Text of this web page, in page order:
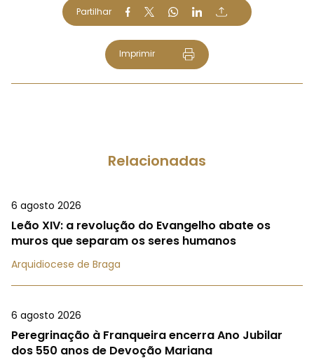
Partilhar
Imprimir
Relacionadas
6 agosto 2026
Leão XIV: a revolução do Evangelho abate os
muros que separam os seres humanos
Arquidiocese de Braga
6 agosto 2026
Peregrinação à Franqueira encerra Ano Jubilar
dos 550 anos de Devoção Mariana